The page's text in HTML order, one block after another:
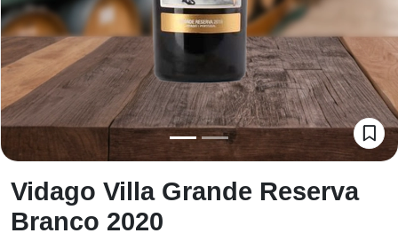
Vidago Villa Grande Reserva
Branco 2020